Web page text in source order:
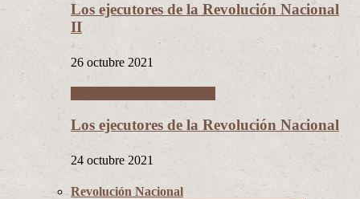
Los ejecutores de la Revolución Nacional
II
26 octubre 2021
Los ejecutores de la Revolución Nacional
24 octubre 2021
Revolución Nacional